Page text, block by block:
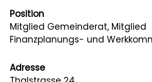
Position
Mitglied Gemeinderat, Mitglied
Finanzplanungs- und
Adresse